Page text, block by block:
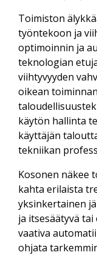
Toimiston
työntekoon ja
optimoinnin ja
teknologian
viihtyvyyden
oikean
käytön hallinta
käyttäjän
tekniikan
Kosonen näkee
kahta erilaista
yksinkertainen
ja itsesäätyvä
vaativa
ohjata